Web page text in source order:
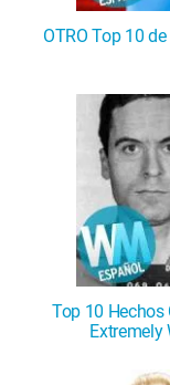
OTRO Top 10
Top 10 Hechos
Extremely